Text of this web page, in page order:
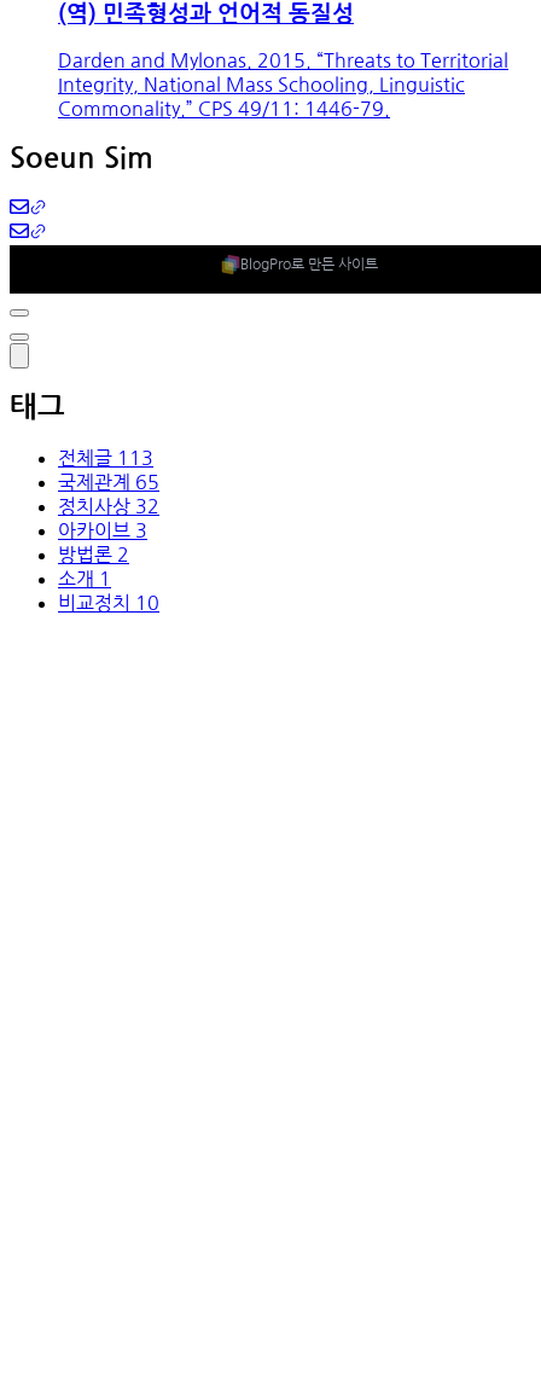
(역) 민족형성과 언어적 동질성
Darden and Mylonas. 2015. “Threats to Territorial
Integrity, National Mass Schooling, Linguistic
Commonality.” CPS 49/11: 1446-79.
Soeun Sim
BlogPro로 만든 사이트
태그
전체글 113
국제관계 65
정치사상 32
아카이브 3
방법론 2
소개 1
비교정치
10